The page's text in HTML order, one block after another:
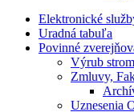
Elektronické
Uradná tabuľa
Povinné
Výrub
Zmluvy,
Uznesenia